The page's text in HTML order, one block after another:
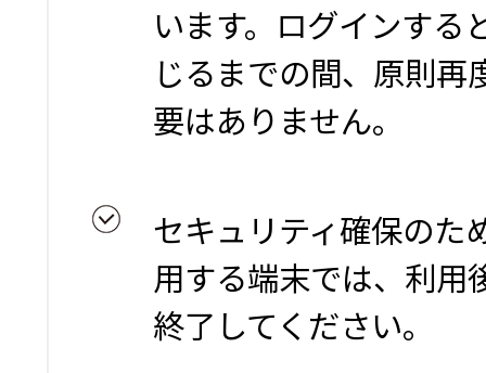
います。ログインする
じるまでの間、原則再
要はありません。
セキュリティ確保のた
用する端末では、利用
終了してください。